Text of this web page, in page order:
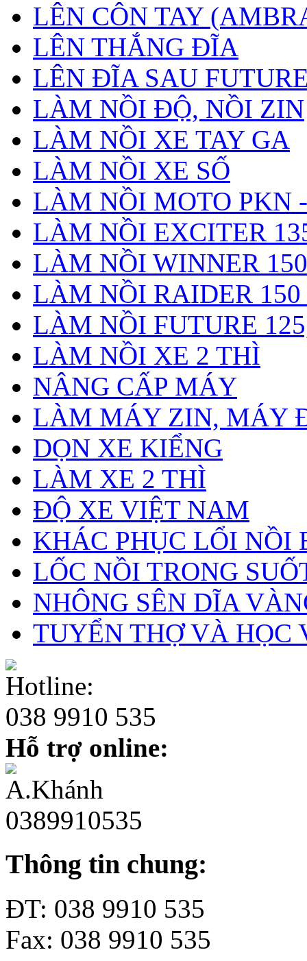
LÊN CÔN TAY
LÊN THẮNG ĐĨA
LÊN ĐĨA SAU
LÀM NỒI ĐỘ, NỒI ZIN
LÀM NỒI XE TAY GA
LÀM NỒI XE SỐ
LÀM NỒI MOTO PKN
LÀM NỒI EXCITER
LÀM NỒI WINNER
LÀM NỒI RAIDER 150
LÀM NỒI FUTURE
LÀM NỒI XE 2 THÌ
NÂNG CẤP MÁY
LÀM MÁY ZIN, MÁY
DỌN XE KIỂNG
LÀM XE 2 THÌ
ĐỘ XE VIỆT NAM
KHÁC PHỤC LỔI NỒI
LỐC NỒI TRONG
NHÔNG SÊN DĨA
TUYỂN THỢ VÀ HỌC
Hotline:
038 9910 535
Hỗ trợ online:
A.Khánh
0389910535
Thông tin chung:
ĐT: 038 9910 535
Fax: 038 9910 535